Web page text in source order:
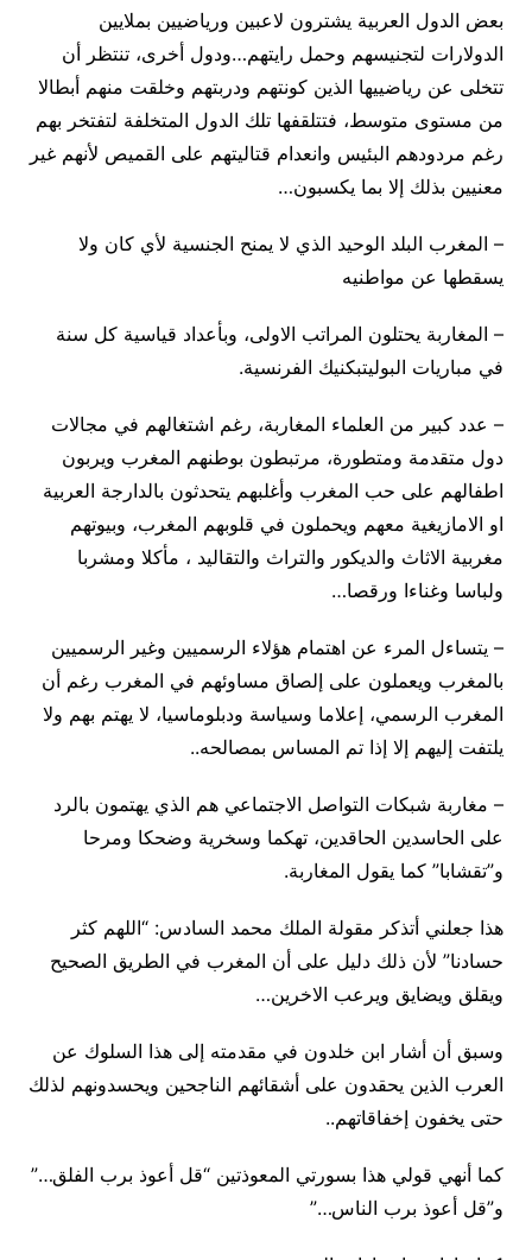
بعض الدول العربية يشترون لاعبين ورياضيين بملايين
الدولارات لتجنيسهم وحمل رايتهم…ودول أخرى، تنتظر أن
تتخلى عن رياضييها الذين كونتهم ودربتهم وخلقت منهم أبطالا
من مستوى متوسط، فتتلقفها تلك الدول المتخلفة لتفتخر بهم
رغم مردودهم البئيس وانعدام قتاليتهم على القميص لأنهم غير
معنيين بذلك إلا بما يكسبون…
– المغرب البلد الوحيد الذي لا يمنح الجنسية لأي كان ولا
يسقطها عن مواطنيه
– المغاربة يحتلون المراتب الاولى، وبأعداد قياسية كل سنة
في مباريات البوليتبكنيك الفرنسية.
– عدد كبير من العلماء المغاربة، رغم اشتغالهم في مجالات
دول متقدمة ومتطورة، مرتبطون بوطنهم المغرب ويربون
اطفالهم على حب المغرب وأغلبهم يتحدثون بالدارجة العربية
او الامازيغية معهم ويحملون في قلوبهم المغرب، وبيوتهم
مغربية الاثاث والديكور والتراث والتقاليد ، مأكلا ومشربا
ولباسا وغناءا ورقصا…
– يتساءل المرء عن اهتمام هؤلاء الرسميين وغير الرسميين
بالمغرب ويعملون على إلصاق مساوئهم في المغرب رغم أن
المغرب الرسمي، إعلاما وسياسة ودبلوماسيا، لا يهتم بهم ولا
يلتفت إليهم إلا إذا تم المساس بمصالحه..
– مغاربة شبكات التواصل الاجتماعي هم الذي يهتمون بالرد
على الحاسدين الحاقدين، تهكما وسخرية وضحكا ومرحا
و”تقشابا” كما يقول المغاربة.
هذا جعلني أتذكر مقولة الملك محمد السادس: “اللهم كثر
حسادنا” لأن ذلك دليل على أن المغرب في الطريق الصحيح
ويقلق ويضايق ويرعب الاخرين…
وسبق أن أشار ابن خلدون في مقدمته إلى هذا السلوك عن
العرب الذين يحقدون على أشقائهم الناجحين ويحسدونهم لذلك
حتى يخفون إخفاقاتهم..
كما أنهي قولي هذا بسورتي المعوذتين “قل أعوذ برب الفلق…”
و”قل أعوذ برب الناس…”